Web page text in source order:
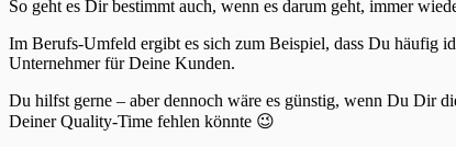
So geht es Dir bestimmt auch, wenn es darum geht, immer
Im Berufs-Umfeld ergibt es sich zum Beispiel, dass Du häufig
Unternehmer für Deine Kunden.
Du hilfst gerne – aber dennoch wäre es günstig, wenn Du Dir
Deiner Quality-Time fehlen könnte 😉